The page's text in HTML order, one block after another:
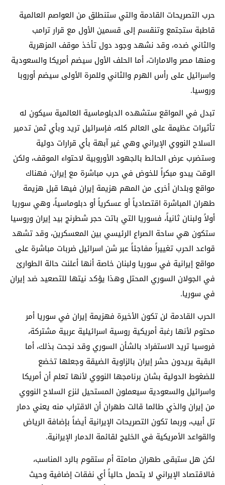
حرب التصريحات القادمة والتي ستنطلق من العواصم العالمية
قاطبة ستجتمع وتنقسم إلى قسمين الأول مع قرار ترامب
والثاني ضده، وقد نشهد وجود دول تأخذ موقف المزهرية
ومنها مصر والامارات، أما الحلف الأول سيضم أمريكا والسعودية
واسرائيل على رأس الهرم والثاني وللمرة الأولى سيضم أوروبا
وروسيا.
تبدل في المواقع ستشهده الدبلوماسية العالمية سيكون له
تأثيرات عظيمة على العالم كله، فإسرائيل تريد وبأي ثمن تدمير
السلاح النووي الإيراني وهي غير آبهة بأي قرارات دولية
وستضرب عرض الحائط بالجهود الأوروبية لاحتواء الموقف، ولكن
الوقت يبدو مبكراً للخوض في حرب مباشرة مع إيران، فهناك
مواقع وبلدان أخرى من المهم هزيمة إيران فيها قبل هزيمة
طهران المباشرة اقتصادياً أو عسكرياً أو دبلوماسياً، وهي سوريا
أولاً ولبنان ثانياً، فسوريا التي باتت حجر شطرنج بيد إيران وروسيا
ستكون هي ساحة الصراع الرئيسي بين المعسكرين، وقد تشهد
قواعد الحرب تغييراً مفاجئاً عبر شن اسرائيل ضربات مباشرة على
مواقع إيرانية في سوريا ولبنان خاصة أنها أعلنت حالة الطوارئ
في الجولان السوري المحتل وهذا يؤكد نيتها للتصعيد ضد إيران
في سوريا.
الحرب القادمة لن تكون الأخيرة فهزيمة إيران في سوريا أمر
محتوم لأنها رغبة أمريكية روسية اسرائيلية عربية مشتركة،
فروسيا تريد الاستفراد بالشأن السوري وقد نجحت بذلك، أما
البقية يريدون حشر إيران بالزاوية الضيقة وجعلها تخضع
للضغوط الدولية بشان برنامجها النووي لأنها تعلم أن أمريكا
واسرائيل والسعودية سيعملون المستحيل لنزع السلاح النووي
من إيران والذي طالما قالت طهران أن الاقتراب منه يعني دمار
تل أبيب، وربما تكون التصريحات الإيرانية أيضاً بإضافة الرياض
والقواعد الأمريكية في الخليج لقائمة الدمار الإيرانية.
لكن هل ستبقى طهران صامتة أم ستقوم بالرد المناسب،
فالاقتصاد الإيراني لا يتحمل حالياً أي نفقات إضافية وحيث